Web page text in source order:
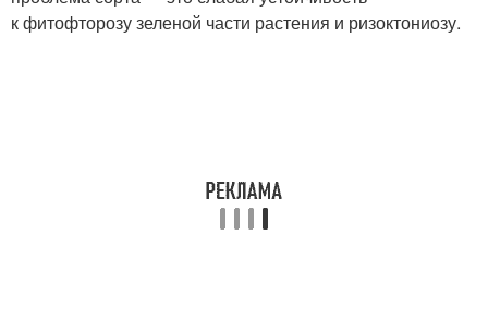
к фитофторозу зеленой части растения и ризоктониозу.